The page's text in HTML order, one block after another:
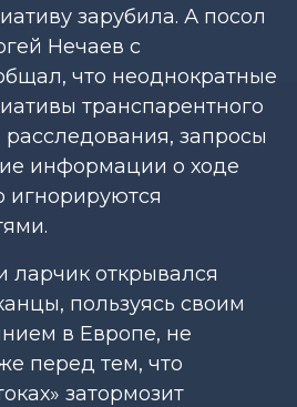
зарубила. А посол
Нечаев с
что неоднократные
транспарентного
запросы
информации о ходе
игнорируются
ларчик открывался
пользуясь своим
в Европе, не
перед тем, что
затормозит